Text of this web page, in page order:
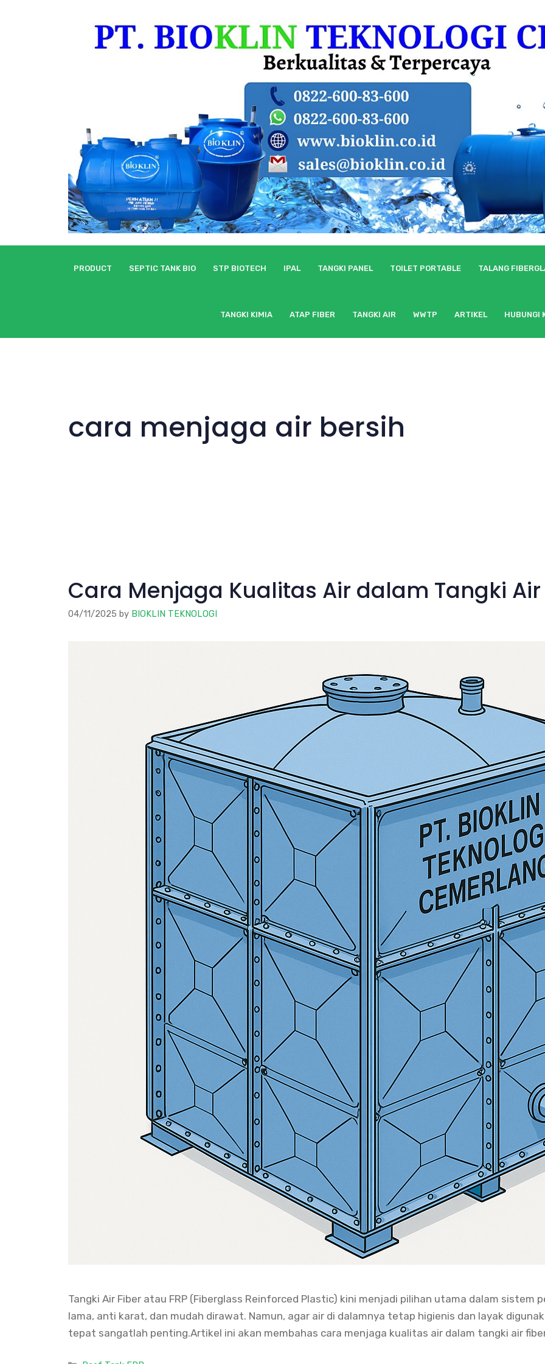
PRODUCT SEPTIC TANK BIO STP BIOTECH IPAL TANGKI PANEL TOILET PORTABLE TALANG
TANGKI KIMIA ATAP FIBER TANGKI AIR WWTP ARTIKEL HUBUNGI
cara menjaga air bersih
Cara Menjaga Kualitas Air dalam Tangki Air
04/11/2025 by BIOKLIN TEKNOLOGI
Tangki Air Fiber atau FRP (Fiberglass Reinforced Plastic) kini menjadi pilihan utama dalam sistem
lama, anti karat, dan mudah dirawat. Namun, agar air di dalamnya tetap higienis dan layak
tepat sangatlah penting.Artikel ini akan membahas cara menjaga kualitas air dalam tangki air